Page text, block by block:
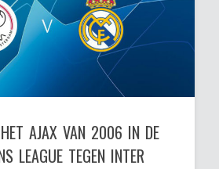
AJAX VAN 2006 IN DE
LEAGUE TEGEN INTER